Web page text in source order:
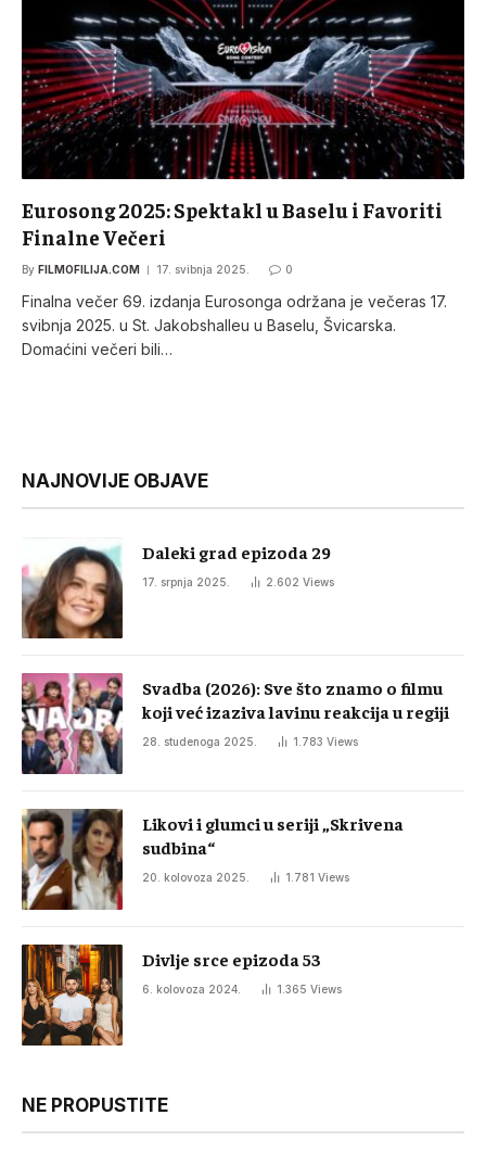
Eurosong 2025: Spektakl u Baselu i Favoriti
Finalne Večeri
By FILMOFILIJA.COM 17. svibnja 2025. 0
Finalna večer 69. izdanja Eurosonga održana je večeras 17.
svibnja 2025. u St. Jakobshalleu u Baselu, Švicarska.
Domaćini večeri bili…
NAJNOVIJE OBJAVE
Daleki grad epizoda 29
17. srpnja 2025. 2.602 Views
Svadba (2026): Sve što znamo o filmu
koji već izaziva lavinu reakcija u regiji
28. studenoga 2025. 1.783 Views
Likovi i glumci u seriji „Skrivena
sudbina“
20. kolovoza 2025. 1.781 Views
Divlje srce epizoda 53
6. kolovoza 2024. 1.365 Views
NE PROPUSTITE